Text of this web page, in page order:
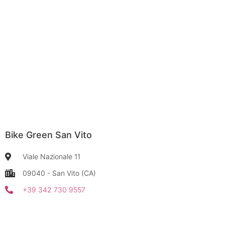
Bike Green San Vito
Viale Nazionale 11
09040 - San Vito (CA)
+39 342 730 9557